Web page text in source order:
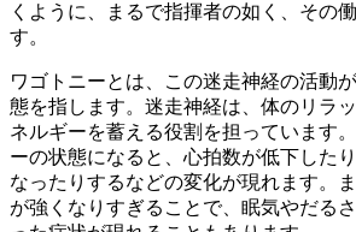
くように、まるで指揮者の如く、その
す。
ワゴトニーとは、この迷走神経の活動
態を指します。迷走神経は、体のリラ
ネルギーを蓄える役割を担っています
ーの状態になると、心拍数が低下した
なったりするなどの変化が現れます。
が強くなりすぎることで、眠気やだる